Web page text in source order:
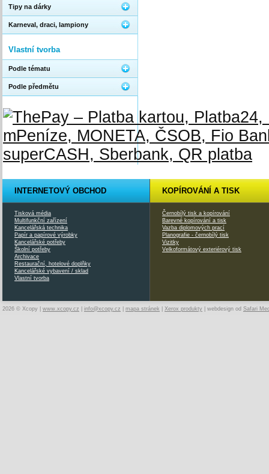
Tipy na dárky
Karneval, draci, lampiony
Vlastní tvorba
Podle tématu
Podle předmětu
INTERNETOVÝ OBCHOD
Tisková média
Multifunkční zařízení
Kancelářská technika
Papír a papírové výrobky
Kancelářské potřeby
Školní potřeby
Archivace
Restaurační, hotelové doplňky
Kancelářské vybavení / sklad
Vlastní tvorba
KOPÍROVÁNÍ A TISK
Černobílý tisk a kopírování
Barevné kopírování a tisk
Vazba diplomových prací
Planografie - černobílý tisk
Vizitky
Velkoformátový exteriérový tisk
2026 © Xcopy | www.xcopy.cz info@xcopy.cz mapa stránek Xerox produkty | webdesign od Safari